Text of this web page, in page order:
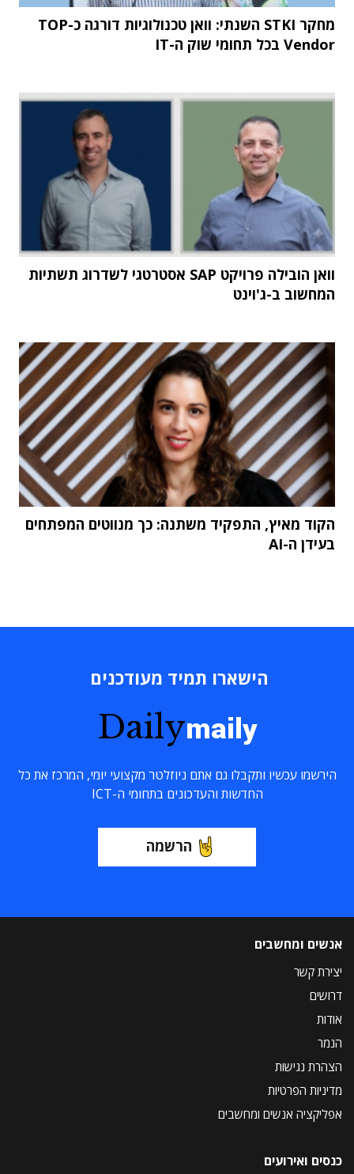
מחקר STKI השנתי: וואן טכנולוגיות דורגה כ-TOP
Vendor בכל תחומי שוק ה-IT
וואן הובילה פרויקט SAP אסטרטגי לשדרוג תשתיות
המחשוב ב-ג'וינט
הקוד מאיץ, התפקיד משתנה: כך מנווטים המפתחים
בעידן ה-AI
הישארו תמיד מעודכנים
Dailymaily
הירשמו עכשיו ותקבלו גם אתם ניוזלטר מקצועי יומי, המרכז את כל
החדשות והעדכונים בתחומי ה-ICT
הרשמה
אנשים ומחשבים
יצירת קשר
דרושים
אודות
הנמר
הצהרת נגישות
מדיניות הפרטיות
אפליקציה אנשים ומחשבים
כנסים ואירועים